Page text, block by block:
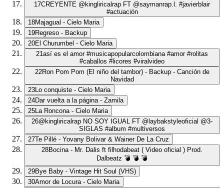
17CREYENTE @kingliricalrap FT @saymanrap.l. #javierblair
#actuación
18Majagual - Cielo Maria
19Regreso - Backup
20
El Churumbel - Cielo Maria
21así es el amor #musicapopularcolombiana #amor #rolitas
#caballos #licores #viralvideo
22Ron Pom Pom (El niño del tambor) - Backup - Canción de
Navidad
23
Lo conquiste - Cielo Maria
24Dar vuelta a la página - Zamila
25
La Roncona - Cielo Maria
26@kingliricalrap NO SOY IGUAL FT @laybakstyleoficial @3-
SIGLAS #album #multiversos
27Te Pillé - Yovany Bolivar & Wainer De La Cruz
28Bocina - Mr. Dalis ft filhodabeat ( Video oficial ) Prod.
Dalbeatz 💣 💣 💣
29Bye Baby - Vintage Hit Soul (VHS)
30
Amor de Locura - Cielo Maria